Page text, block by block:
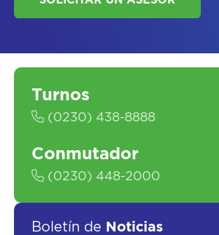
SOLICITAR UN ASESOR
Turnos
(0230) 438-8888
Conmutador
(0230) 448-2000
Boletín de Noticias